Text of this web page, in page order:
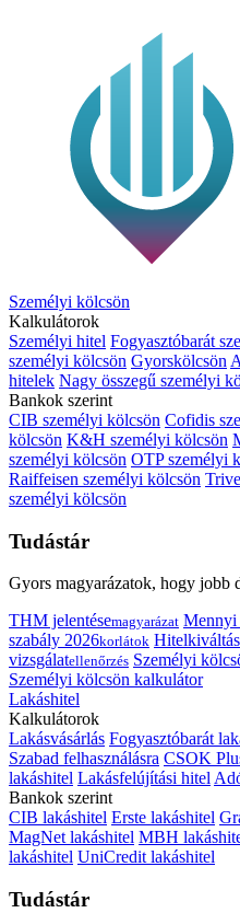
Személyi kölcsön
Kalkulátorok
Személyi hitel Fogyasztóbarát
személyi kölcsön Gyorskölcsön
hitelek Nagy összegű személyi
Bankok szerint
CIB személyi kölcsön Cofidis
kölcsön K&H személyi kölcsön
személyi kölcsön OTP személyi
Raiffeisen személyi kölcsön
személyi kölcsön
Tudástár
Gyors magyarázatok, hogy jobb
THM jelentésemagyarázat Mennyi
szabály 2026korlátok
vizsgálatellenőrzés Személyi
Személyi kölcsön kalkulátor
Lakáshitel
Kalkulátorok
Lakásvásárlás Fogyasztóbarát
Szabad felhasználásra CSOK
lakáshitel Lakásfelújítási hitel
Bankok szerint
CIB lakáshitel Erste lakáshitel
MagNet lakáshitel MBH
lakáshitel UniCredit lakáshitel
Tudástár